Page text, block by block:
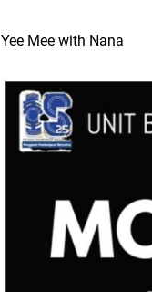
Yee Mee with Nana